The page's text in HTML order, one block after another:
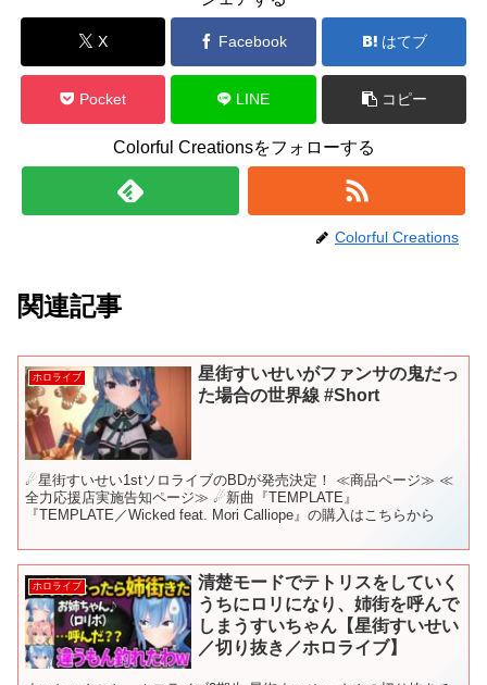
X Facebook はてブ
Pocket LINE コピー
Colorful Creationsをフォローする
Colorful Creations
関連記事
ホロライブ
星街すいせいがファンサの鬼だっ
た場合の世界線 #Short
☄星街すいせい1stソロライブのBDが発売決定！ ≪商品ページ≫ ≪
全力応援店実施告知ページ≫ ☄新曲『TEMPLATE』
『TEMPLATE／Wicked feat. Mori Calliope』の購入はこちらから
ホロライブ
清楚モードでテトリスをしていく
うちにロリになり、姉街を呼んで
しまうすいちゃん【星街すいせい
／切り抜き／ホロライブ】